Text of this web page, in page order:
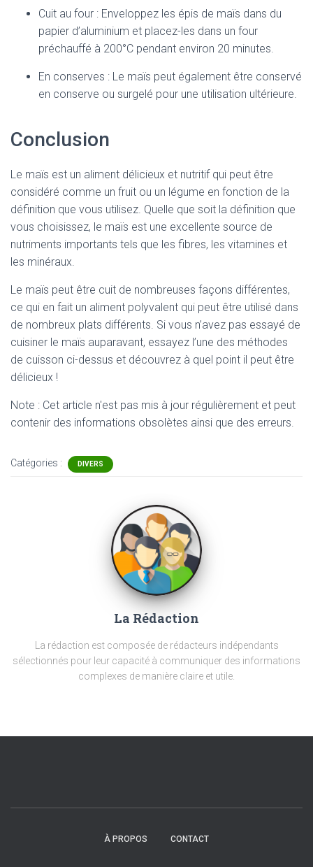
Cuit au four : Enveloppez les épis de maïs dans du
papier d’aluminium et placez-les dans un four
préchauffé à 200°C pendant environ 20 minutes.
En conserves : Le maïs peut également être conservé
en conserve ou surgelé pour une utilisation ultérieure.
Conclusion
Le maïs est un aliment délicieux et nutritif qui peut être
considéré comme un fruit ou un légume en fonction de la
définition que vous utilisez. Quelle que soit la définition que
vous choisissez, le maïs est une excellente source de
nutriments importants tels que les fibres, les vitamines et
les minéraux.
Le maïs peut être cuit de nombreuses façons différentes,
ce qui en fait un aliment polyvalent qui peut être utilisé dans
de nombreux plats différents. Si vous n’avez pas essayé de
cuisiner le maïs auparavant, essayez l’une des méthodes
de cuisson ci-dessus et découvrez à quel point il peut être
délicieux !
Note : Cet article n'est pas mis à jour régulièrement et peut
contenir des informations obsolètes ainsi que des erreurs.
Catégories : DIVERS
La Rédaction
La rédaction est composée de rédacteurs indépendants
sélectionnés pour leur capacité à communiquer des informations
complexes de manière claire et utile.
À PROPOS CONTACT